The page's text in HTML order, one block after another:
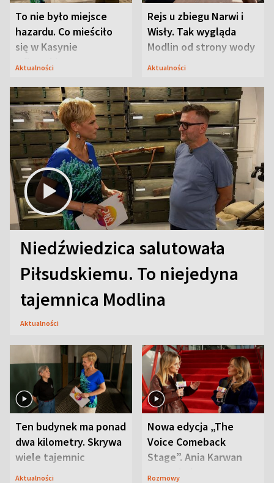
To nie było miejsce
hazardu. Co mieściło
się w Kasynie
Oficerskim?
Aktualności
Rejs u zbiegu Narwi i
Wisły. Tak wygląda
Modlin od strony wody
Aktualności
Niedźwiedzica salutowała
Piłsudskiemu. To niejedyna
tajemnica Modlina
Aktualności
Ten budynek ma ponad
dwa kilometry. Skrywa
wiele tajemnic
Aktualności
Nowa edycja „The
Voice Comeback
Stage”. Ania Karwan
zapowiada
Rozmowy